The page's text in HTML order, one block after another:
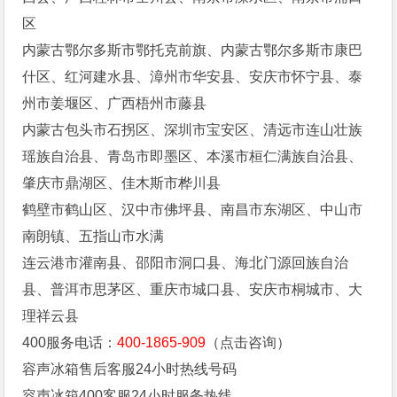
区
内蒙古鄂尔多斯市鄂托克前旗、内蒙古鄂尔多斯市康巴
什区、红河建水县、漳州市华安县、安庆市怀宁县、泰
州市姜堰区、广西梧州市藤县
内蒙古包头市石拐区、深圳市宝安区、清远市连山壮族
瑶族自治县、青岛市即墨区、本溪市桓仁满族自治县、
肇庆市鼎湖区、佳木斯市桦川县
鹤壁市鹤山区、汉中市佛坪县、南昌市东湖区、中山市
南朗镇、五指山市水满
连云港市灌南县、邵阳市洞口县、海北门源回族自治
县、普洱市思茅区、重庆市城口县、安庆市桐城市、大
理祥云县
400服务电话：400-1865-909 （点击咨询）
容声冰箱售后客服24小时热线号码